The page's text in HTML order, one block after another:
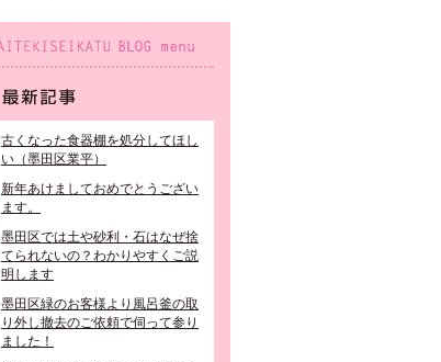
古くなった食器棚を処分してほし
い（墨田区業平）
新年あけましておめでとうござい
ます。
墨田区では土や砂利・石はなぜ捨
てられないの？わかりやすくご説
明します
墨田区緑のお客様より風呂釜の取
り外し撤去のご依頼で伺って参り
ました！